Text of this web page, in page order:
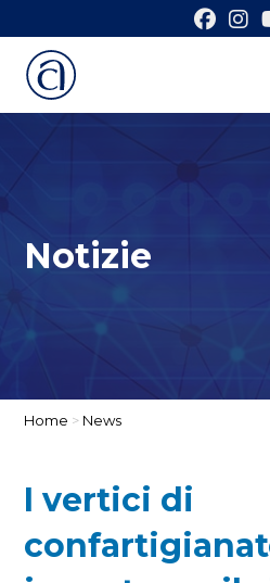
Notizie
Home > News
I vertici di